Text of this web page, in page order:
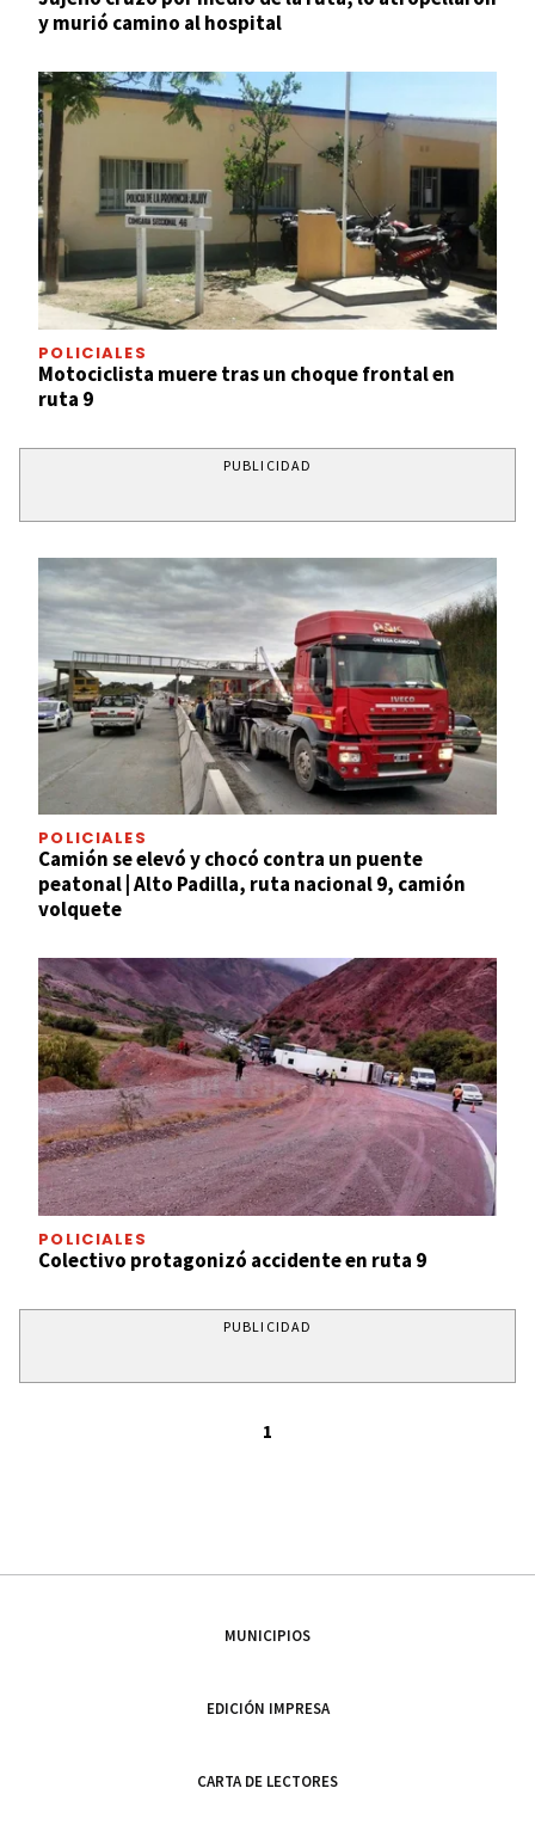
y murió camino al hospital
POLICIALES
Motociclista muere tras un choque frontal en
ruta 9
PUBLICIDAD
POLICIALES
Camión se elevó y chocó contra un puente
peatonal | Alto Padilla, ruta nacional 9, camión
volquete
POLICIALES
Colectivo protagonizó accidente en ruta 9
PUBLICIDAD
1
MUNICIPIOS
EDICIÓN IMPRESA
CARTA DE LECTORES